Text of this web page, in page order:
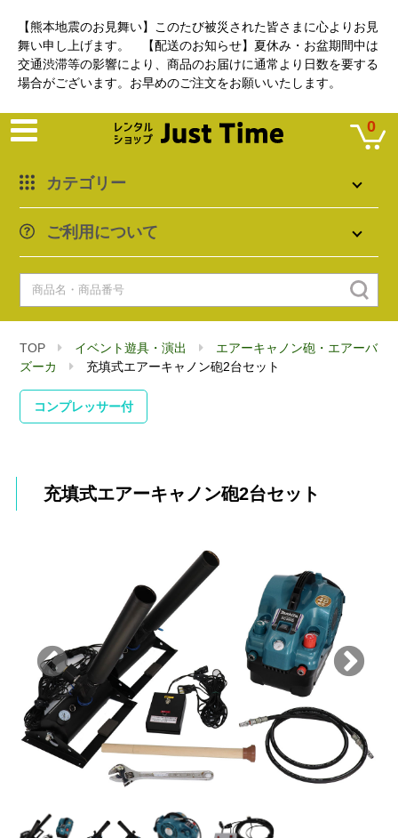
【熊本地震のお見舞い】このたび被災された皆さまに心よりお見
舞い申し上げます。 【配送のお知らせ】夏休み・お盆期間中は
交通渋滞等の影響により、商品のお届けに通常より日数を要する
場合がございます。お早めのご注文をお願いいたします。
カテゴリー
ご利用について
0
TOP イベント遊具・演出
エアーキャノン砲・エアーバ
ズーカ
充填式エアーキャノン砲2台セット
コンプレッサー付
充填式エアーキャノン砲2台セット